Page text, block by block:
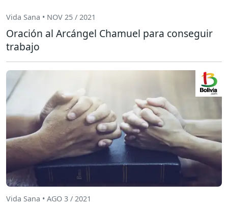
Vida Sana • NOV 25 / 2021
Oración al Arcángel Chamuel para conseguir
trabajo
Vida Sana • AGO 3 / 2021